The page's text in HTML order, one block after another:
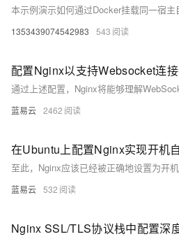
1353439074542983 543
配置Nginx以支持Websocket连接
蓝易云 2462
在Ubuntu上配置Nginx实现开机
蓝易云 532